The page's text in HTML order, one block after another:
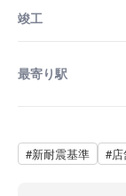
竣工
最寄り駅
#新耐震基準 #